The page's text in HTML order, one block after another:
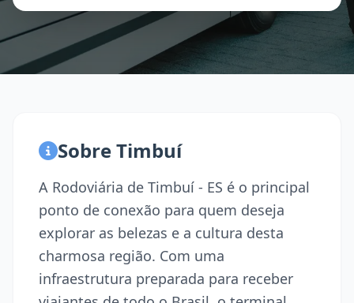
Sobre Timbuí
A Rodoviária de Timbuí - ES é o principal
ponto de conexão para quem deseja
explorar as belezas e a cultura desta
charmosa região. Com uma
infraestrutura preparada para receber